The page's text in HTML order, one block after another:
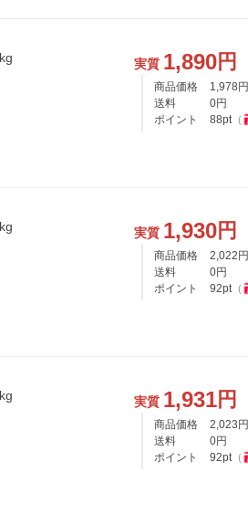
実質 1,890円
商品価格 1,978 円
送料
0円
ポイント
88pt（
実質 1,930円
商品価格 2,022 円
送料
0円
ポイント
92pt（
実質 1,931円
商品価格 2,023 円
送料
0円
ポイント
92pt（